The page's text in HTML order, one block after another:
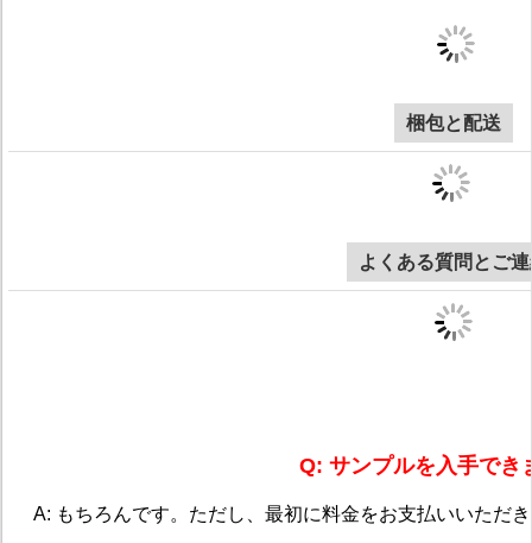
梱包と配送
よくある質問とご
Q: サンプルを入手でき
A: もちろんです。ただし、最初に料金をお支払いいただ